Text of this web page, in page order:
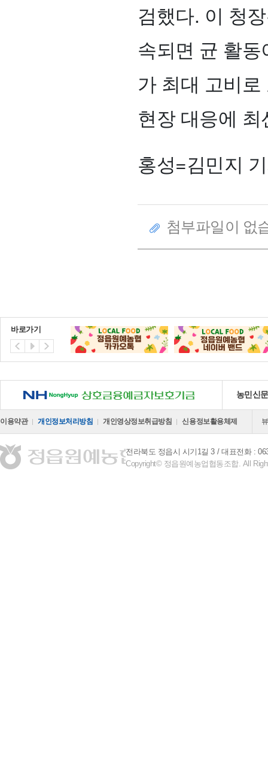
검했다. 이 청
속되면 균 활
가 최대 고비로
현장 대응에
홍성=김민지
첨부파일이 없
바로가기
NH 상호금융예금자보호기금 농민신
이용약관 개인정보처리방침 개인영상정보취급방침 신용정보활용체제
전라북도 정읍시 시기1길 3
대표전화 :
Copyright© 정읍원예농업협동조합. All